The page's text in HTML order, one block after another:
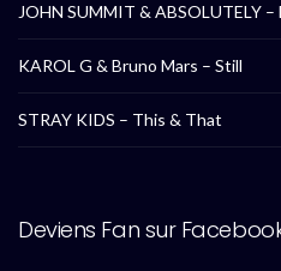
JOHN SUMMIT & ABSOLUTELY –
KAROL G & Bruno Mars – Still
STRAY KIDS – This & That
Deviens Fan sur